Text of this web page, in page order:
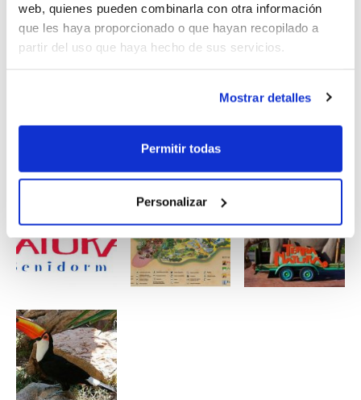
web, quienes pueden combinarla con otra información
que les haya proporcionado o que hayan recopilado a
partir del uso que haya hecho de sus servicios.
Mostrar detalles
Permitir todas
Personalizar
premio, aunque en realidad el premio más
importante de todos sea poder contar con
todos los colectivos del baloncesto a
través de los diferentes canales de